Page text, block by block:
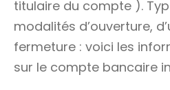
titulaire du compte ).
modalités d’ouverture,
fermeture : voici les
sur le compte bancaire